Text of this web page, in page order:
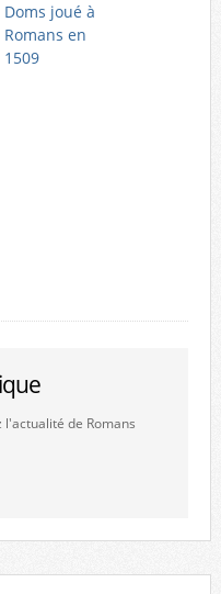
Doms joué à
Romans en
1509
l'actualité de Romans